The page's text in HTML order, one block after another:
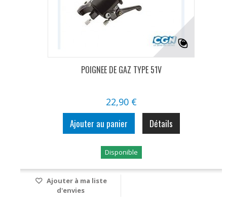
POIGNEE DE GAZ TYPE 51V
22,90 €
Ajouter au panier Détails
Disponible
Ajouter à ma liste
d'envies